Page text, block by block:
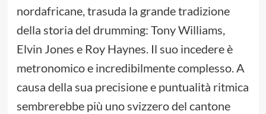
nordafricane, trasuda la grande tradizione
della storia del drumming: Tony Williams,
Elvin Jones e Roy Haynes. Il suo incedere è
metronomico e incredibilmente complesso. A
causa della sua precisione e puntualità ritmica
sembrerebbe più uno svizzero del cantone